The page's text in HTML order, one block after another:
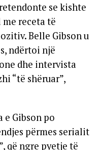
se kishte
receta të
Belle Gibson u
ndërtoi një
dhe intervista
“të shëruar”,
e Gibson po
përmes serialit
që ngre pyetje të